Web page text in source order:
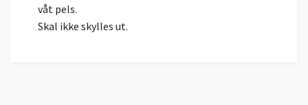
våt pels.
Skal ikke skylles ut.